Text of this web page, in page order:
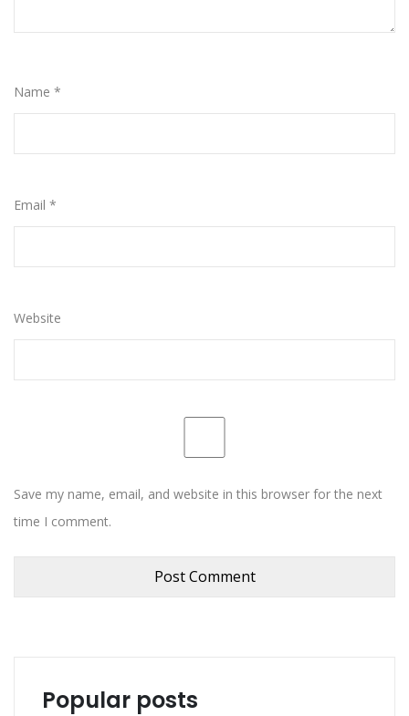
Name *
Email *
Website
Save my name, email, and website in this browser for the next
time I comment.
Popular posts